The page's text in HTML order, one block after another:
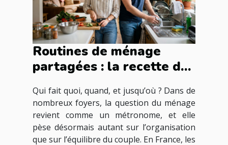
Routines de ménage
partagées : la recette du
Qui fait quoi, quand, et jusqu’où ? Dans de
nombreux foyers, la question du ménage
revient comme un métronome, et elle
pèse désormais autant sur l’organisation
que sur l’équilibre du couple. En France, les